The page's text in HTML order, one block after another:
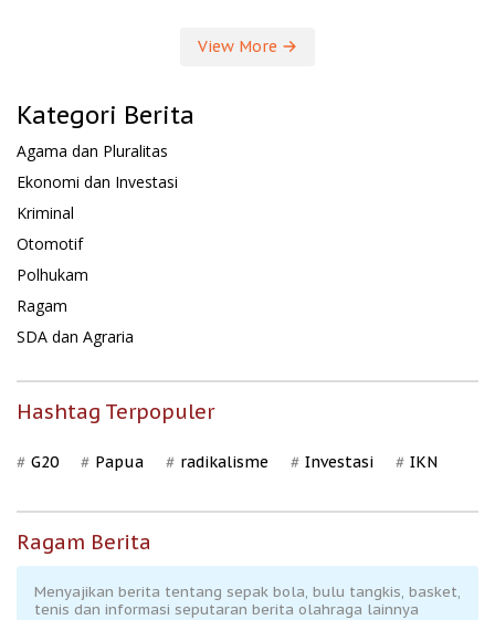
View More
Kategori Berita
Agama dan Pluralitas
Ekonomi dan Investasi
Kriminal
Otomotif
Polhukam
Ragam
SDA dan Agraria
Hashtag Terpopuler
G20 Papua radikalisme Investasi IKN
Ragam Berita
Menyajikan berita tentang sepak bola, bulu tangkis, basket,
tenis dan informasi seputaran berita olahraga lainnya